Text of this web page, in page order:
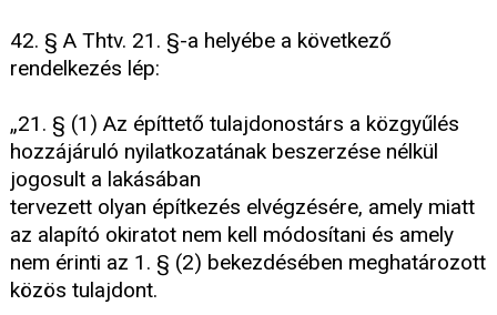
42. § A Thtv. 21. §-a helyébe a következő
rendelkezés lép:
„21. § (1) Az építtető tulajdonostárs a közgyűlés
hozzájáruló nyilatkozatának beszerzése nélkül
jogosult a lakásában
tervezett olyan építkezés elvégzésére, amely miatt
az alapító okiratot nem kell módosítani és amely
nem érinti az 1. § (2) bekezdésében meghatározott
közös tulajdont.